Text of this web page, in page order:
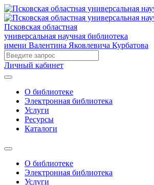
Псковская областная
универсальная научная библиотека
имени Валентина Яковлевича Курбатова
Личный кабинет
О библиотеке
Электронная библиотека
Услуги
Ресурсы
Каталоги
О библиотеке
Электронная библиотека
Услуги